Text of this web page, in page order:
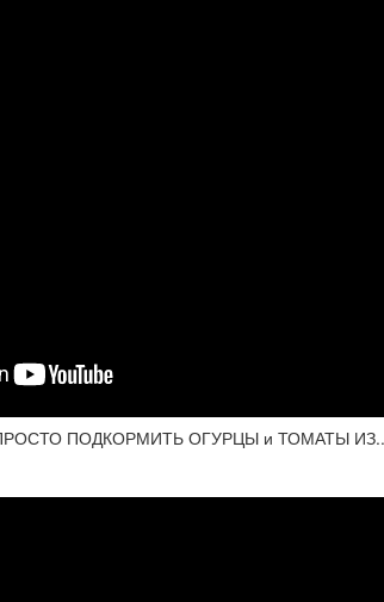
ПОДКОРМИТЬ ОГУРЦЫ и ТОМАТЫ